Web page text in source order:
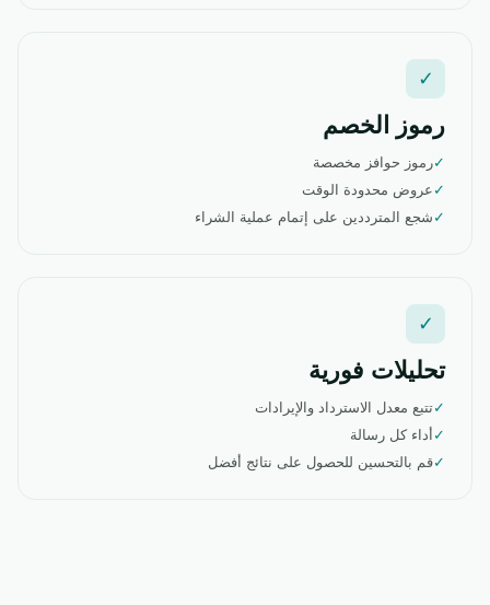
✓
رموز الخصم
✓رموز حوافز مخصصة
✓عروض محدودة الوقت
✓شجع المترددين على إتمام عملية الشراء
✓
تحليلات فورية
✓تتبع معدل الاسترداد والإيرادات
✓ أداء كل رسالة
✓قم بالتحسين للحصول على نتائج أفضل